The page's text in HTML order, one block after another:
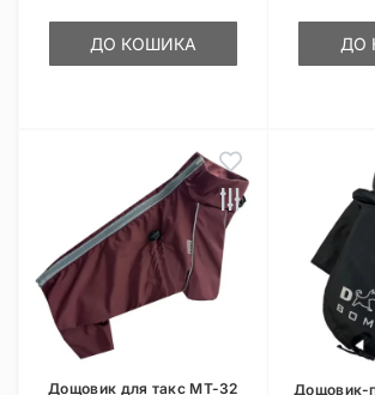
ДО КОШИКА ДО
Дощовик для такс MT-32
Дощовик-